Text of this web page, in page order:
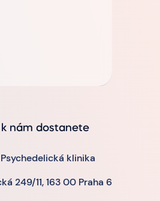
nám dostanete
klinika
249/11, 163 00 Praha 6